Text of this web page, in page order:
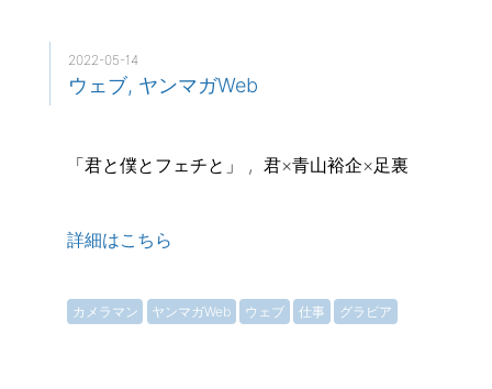
2022-05-14
ウェブ, ヤンマガWeb
「君と僕とフェチと」 , 君×青山裕企×足裏
詳細はこちら
カメラマン ヤンマガWeb ウェブ 仕事 グラビア